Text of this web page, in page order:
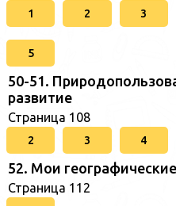
1 2 3
5
50-51.
развитие
Страница 108
2 3 4
52. Мои
Страница 112